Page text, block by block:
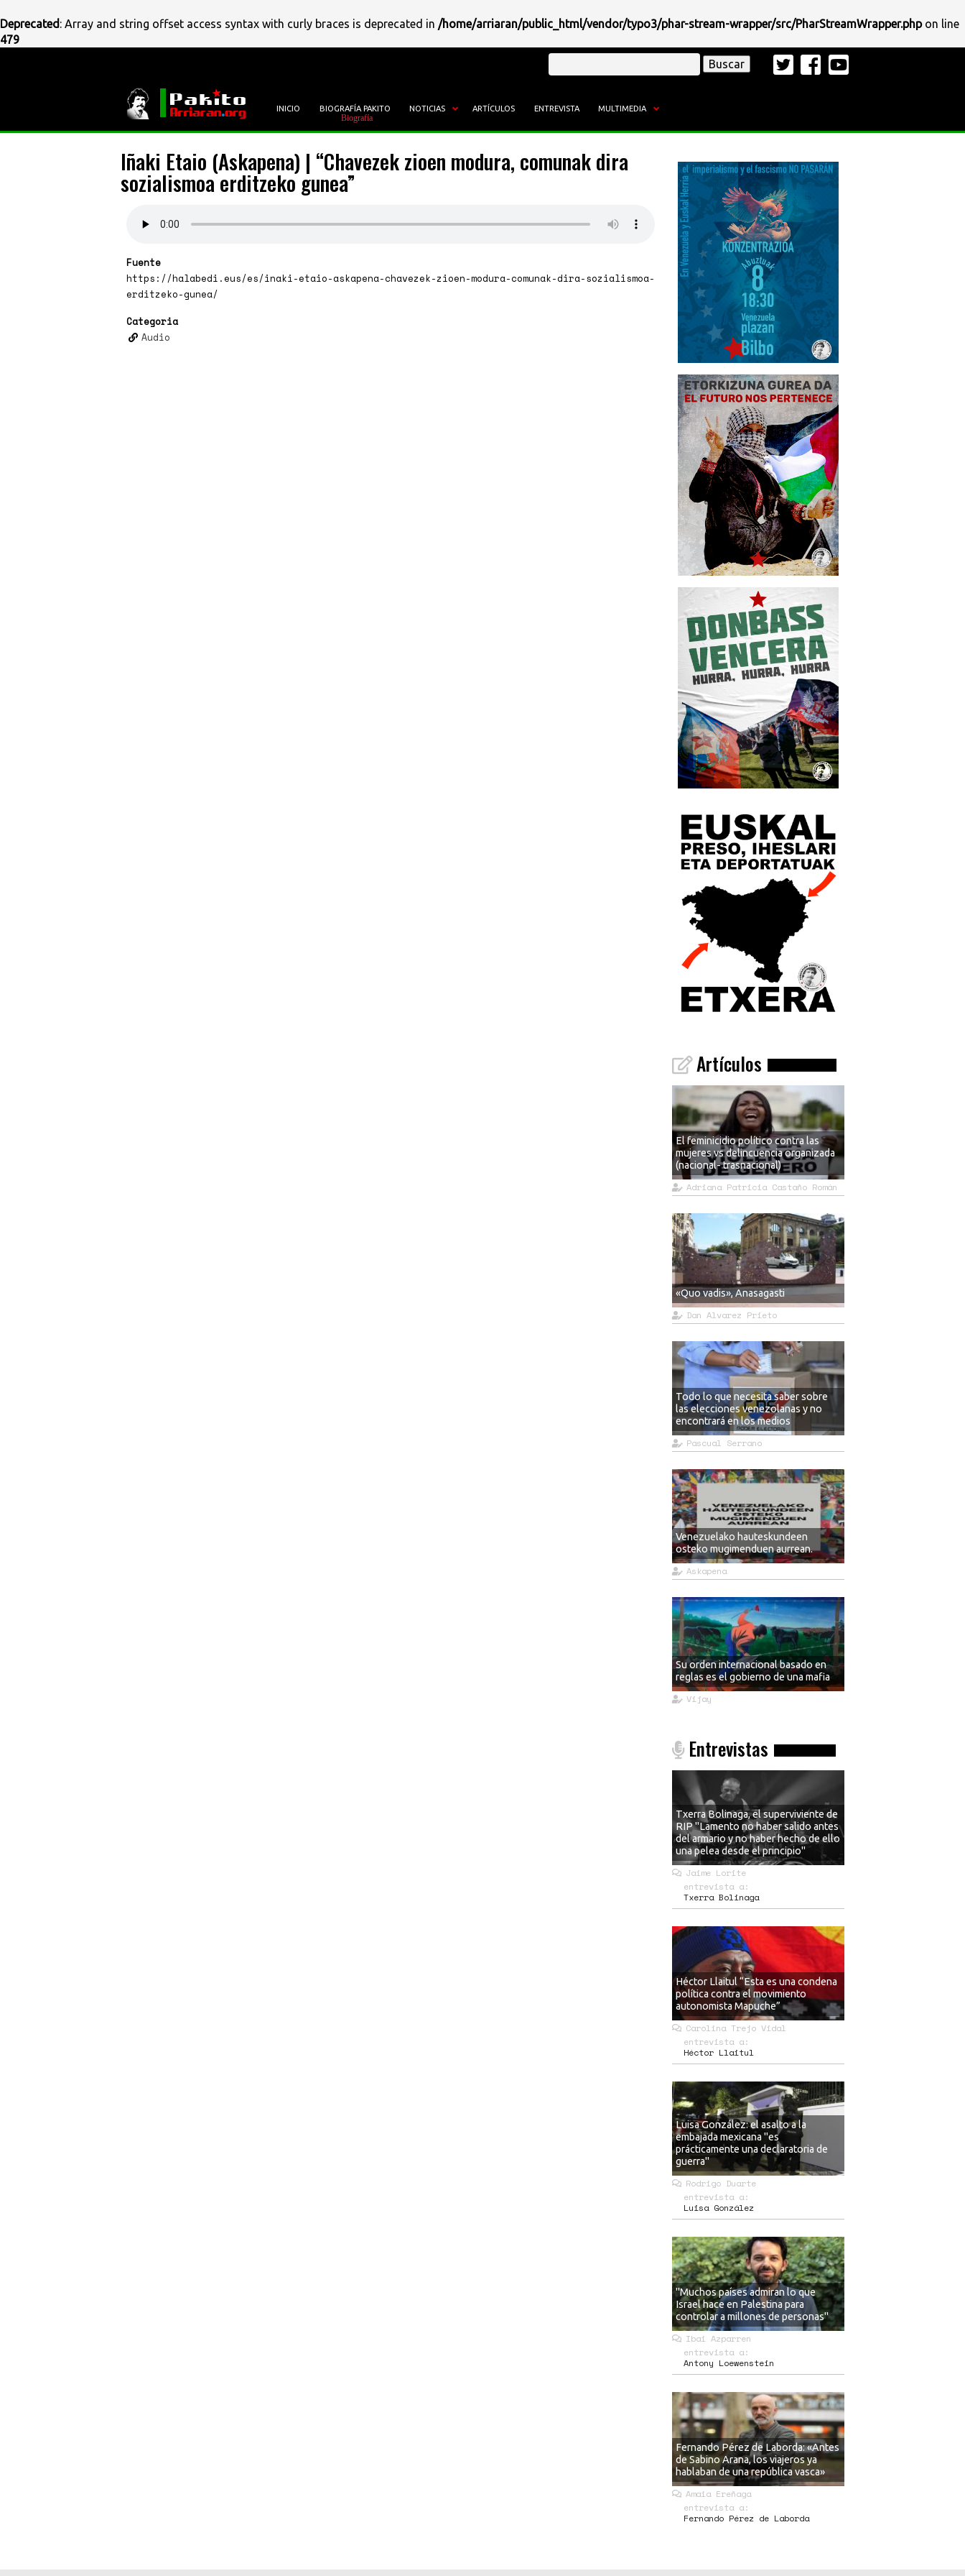
Deprecated: Array and string offset access syntax with curly braces is deprecated in /home/arriaran/public_html/vendor/typo3/phar-stream-wrapper/src/PharStreamWrapper.phpon line
479
Buscar
INICIO BIOGRAFÍA PAKITO NOTICIAS ARTÍCULOS ENTREVISTA MULTIMEDIA
Iñaki Etaio (Askapena) | “Chavezek zioen modura, comunak dira
sozialismoa erditzeko gunea”
Fuente
https://halabedi.eus/es/inaki-etaio-askapena-chavezek-zioen-modura-comunak-dira-sozialismoa-
erditzeko-gunea/
Categoria
Audio
Artículos
El feminicidio político contra las
mujeres vs delincuencia organizada
(nacional- trasnacional)
Adriana Patricia Castaño Román
«Quo vadis», Anasagasti
Dan Alvarez Prieto
Todo lo que necesita saber sobre
las elecciones venezolanas y no
encontrará en los medios
Pascual Serrano
Venezuelako hauteskundeen
osteko mugimenduen aurrean.
Askapena
Su orden internacional basado en
reglas es el gobierno de una mafia
Vijay
Entrevistas
Txerra Bolinaga, el superviviente de
RIP "Lamento no haber salido antes
del armario y no haber hecho de ello
una pelea desde el principio"
Jaime Lorite
entrevista a:
Txerra Bolinaga
Héctor Llaitul “Esta es una condena
política contra el movimiento
autonomista Mapuche”
Carolina Trejo Vidal
entrevista a:
Héctor Llaitul
Luisa González: el asalto a la
embajada mexicana "es
prácticamente una declaratoria de
guerra"
Rodrigo Duarte
entrevista a:
Luisa González
"Muchos países admiran lo que
Israel hace en Palestina para
controlar a millones de personas"
Ibai Azparren
entrevista a:
Antony Loewenstein
Fernando Pérez de Laborda: «Antes
de Sabino Arana, los viajeros ya
hablaban de una república vasca»
Amaia Ereñaga
entrevista a:
Fernando Pérez de Laborda